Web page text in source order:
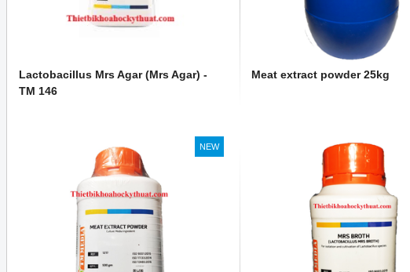
Lactobacillus Mrs Agar (Mrs Agar) -
TM 146
Meat extract powder 25kg
NEW